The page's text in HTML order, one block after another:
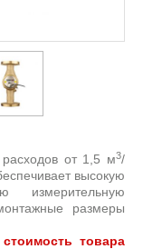
от 1,5 м3/
высокую
измерительную
размеры
товара